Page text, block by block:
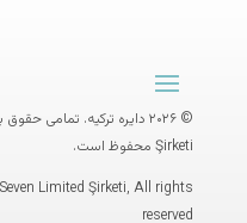
© ۲۰۲۶ دایره ترکیه. تمامی حقوق برای شرکت
Şirketi محفوظ است.
Limited Şirketi, All rights
reserved